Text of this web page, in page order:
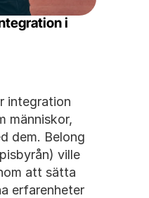
i
integration
människor,
dem. Belong
ville
att sätta
erfarenheter